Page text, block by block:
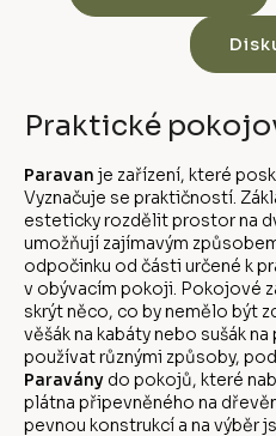
Praktické
Paravan je zařízení, které
Vyznačuje se praktičností.
esteticky rozdělit prostor na
umožňují zajímavým
odpočinku od části určené k
v obývacím pokoji. Pokojové
skrýt něco, co by nemělo být
věšák na kabáty nebo sušák
používat různými způsoby,
Paravány do pokojů, které
plátna připevněného na
pevnou konstrukcí a na výběr